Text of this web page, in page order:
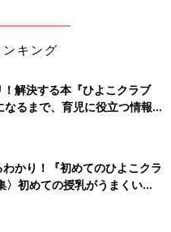
キング
解決する本『ひよこクラブ
るまで、育児に役立つ情報が
かり！『初めてのひよこクラ
〉初めての授乳がうまくい
基本と夏のトラブル 解決テ